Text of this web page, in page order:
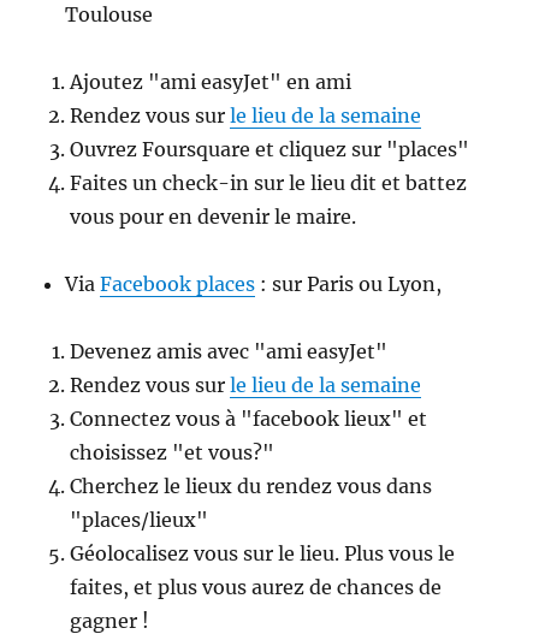
Toulouse
Ajoutez "ami easyJet" en ami
Rendez vous surle lieu de la semaine
Ouvrez Foursquare et cliquez sur "places"
Faites un check-in sur le lieu dit et battez
vous pour en devenir le maire.
ViaFacebook places : sur Paris ou Lyon,
Devenez amis avec "ami easyJet"
Rendez vous surle lieu de la semaine
Connectez vous à "facebook lieux" et
choisissez "et vous?"
Cherchez le lieux du rendez vous dans
"places/lieux"
Géolocalisez vous sur le lieu. Plus vous le
faites, et plus vous aurez de chances de
gagner !